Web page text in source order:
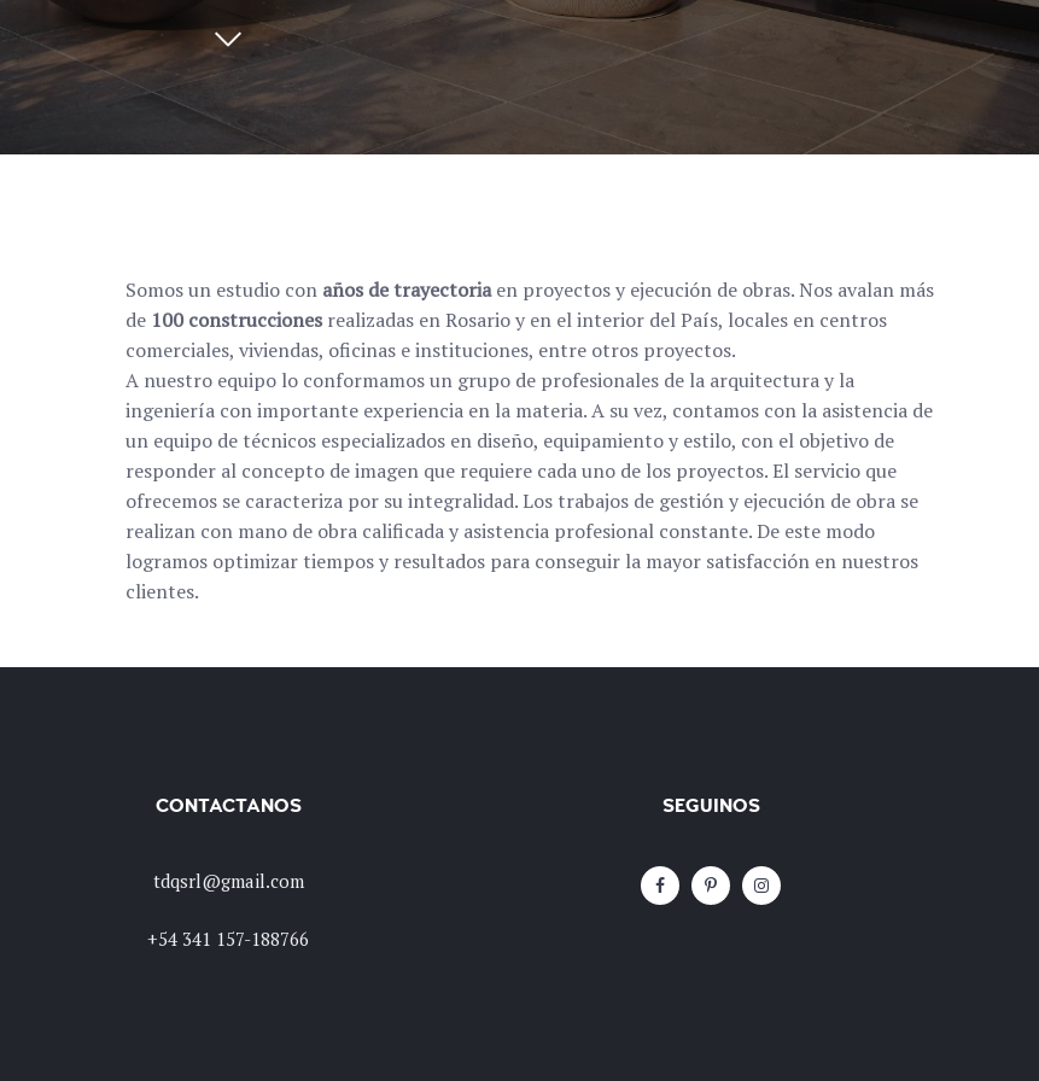
Somos un estudio con años de trayectoriaen proyectos y ejecución de obras. Nos avalan más
de 100 construccionesrealizadas en Rosario y en el interior del País, locales en centros
comerciales, viviendas, oficinas e instituciones, entre otros proyectos.
A nuestro equipo lo conformamos un grupo de profesionales de la arquitectura y la
ingeniería con importante experiencia en la materia. A su vez, contamos con la asistencia de
un equipo de técnicos especializados en diseño, equipamiento y estilo, con el objetivo de
responder al concepto de imagen que requiere cada uno de los proyectos. El servicio que
ofrecemos se caracteriza por su integralidad. Los trabajos de gestión y ejecución de obra se
realizan con mano de obra calificada y asistencia profesional constante. De este modo
logramos optimizar tiempos y resultados para conseguir la mayor satisfacción en nuestros
clientes.
CONTACTANOS
tdqsrl@gmail.com
+54 341 157-188766
SEGUINOS